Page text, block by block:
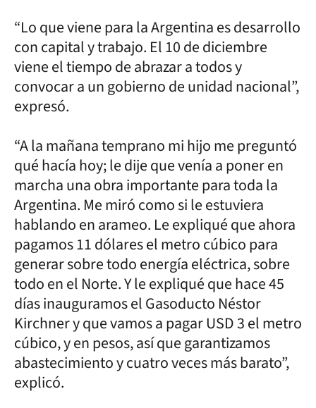
“Lo que viene para la Argentina es desarrollo
con capital y trabajo. El 10 de diciembre
viene el tiempo de abrazar a todos y
convocar a un gobierno de unidad nacional”,
expresó.
“A la mañana temprano mi hijo me preguntó
qué hacía hoy; le dije que venía a poner en
marcha una obra importante para toda la
Argentina. Me miró como si le estuviera
hablando en arameo. Le expliqué que ahora
pagamos 11 dólares el metro cúbico para
generar sobre todo energía eléctrica, sobre
todo en el Norte. Y le expliqué que hace 45
días inauguramos el Gasoducto Néstor
Kirchner y que vamos a pagar USD 3 el metro
cúbico, y en pesos, así que garantizamos
abastecimiento y cuatro veces más barato”,
explicó.